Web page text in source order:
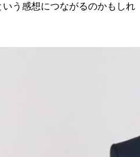
う感想につながるのかもしれ